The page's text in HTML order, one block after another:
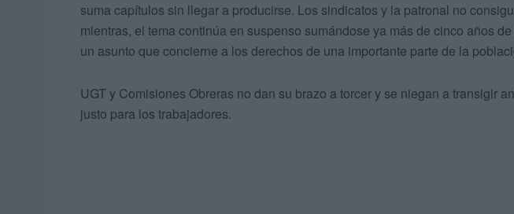
suma capítulos sin llegar a producirse. Los sindicatos y la patronal no
mientras, el tema continúa en suspenso sumándose ya más de cinco años
un asunto que concierne a los derechos de una importante parte de la
UGT y Comisiones Obreras no dan su brazo a torcer y se niegan a transigir
justo para los trabajadores.